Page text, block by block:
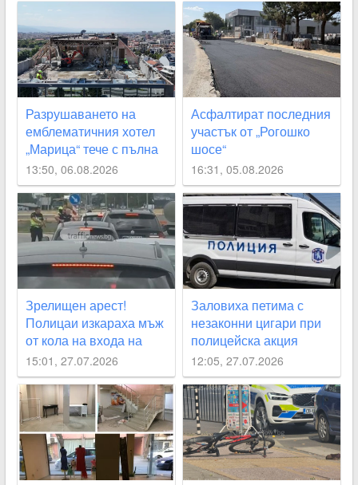
Разрушаването на
емблематичния хотел
„Марица“ тече с пълна
сила
13:50, 06.08.2026
Асфалтират последния
участък от „Рогошко
шосе“
16:31, 05.08.2026
Зрелищен арест!
Полицаи изкараха мъж
от кола на входа на
Пловдив
15:01, 27.07.2026
Заловиха петима с
незаконни цигари при
полицейска акция
12:05, 27.07.2026